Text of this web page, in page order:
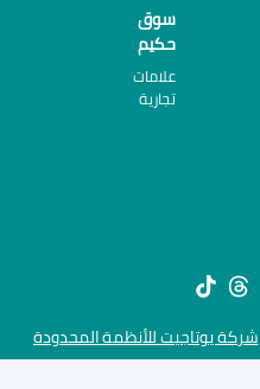
سوق
حكيم
علامات
تجارية
شركة يوتاجيت للأنظمة المحدودة